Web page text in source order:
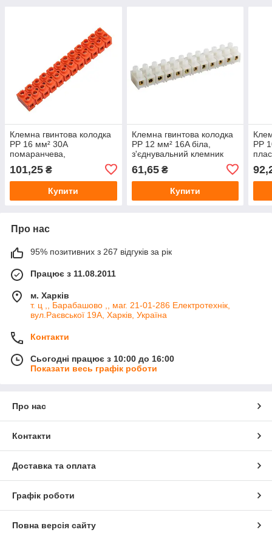
Клемна гвинтова колодка
PP 16 мм² 30A
помаранчева,
проводів, клемник
електромонтажний
101,25 ₴
Купити
Клемна гвинтова колодка
PP 12 мм² 16A біла,
з'єднувальний клемник
блок
61,65₴
Купити
PP
Про нас
95% позитивних з 267 відгуків за рік
Працює з 11.08.2011
м. Харків
т. ц ,, Барабашово ,, маг. 21-01-286 Електротехнік,
вул.Раєвської 19А, Харків, Україна
Контакти
Сьогодні працює з 10:00 до 16:00
Показати весь графік роботи
Про нас
Контакти
Доставка та оплата
Графік роботи
Повна версія сайту